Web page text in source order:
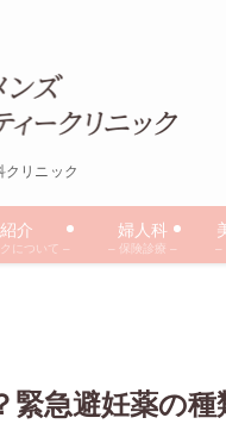
リニック
介
について –
婦人科
– 保険診療 – –
急避妊薬の種